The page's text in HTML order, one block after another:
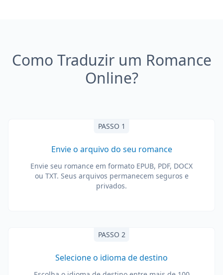
Como Traduzir um Romance
Online?
PASSO 1
Envie o arquivo do seu romance
Envie seu romance em formato EPUB, PDF, DOCX
ou TXT. Seus arquivos permanecem seguros e
privados.
PASSO 2
Selecione o idioma de destino